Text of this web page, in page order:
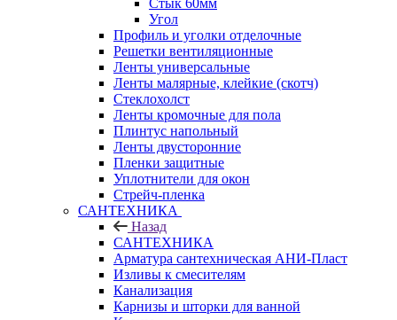
Стык 60мм
Угол
Профиль и уголки отделочные
Решетки вентиляционные
Ленты универсальные
Ленты малярные, клейкие (скотч)
Стеклохолст
Ленты кромочные для пола
Плинтус напольный
Ленты двусторонние
Пленки защитные
Уплотнители для окон
Стрейч-пленка
САНТЕХНИКА
Назад
САНТЕХНИКА
Арматура сантехническая АНИ-Пласт
Изливы к смесителям
Канализация
Карнизы и шторки для ванной